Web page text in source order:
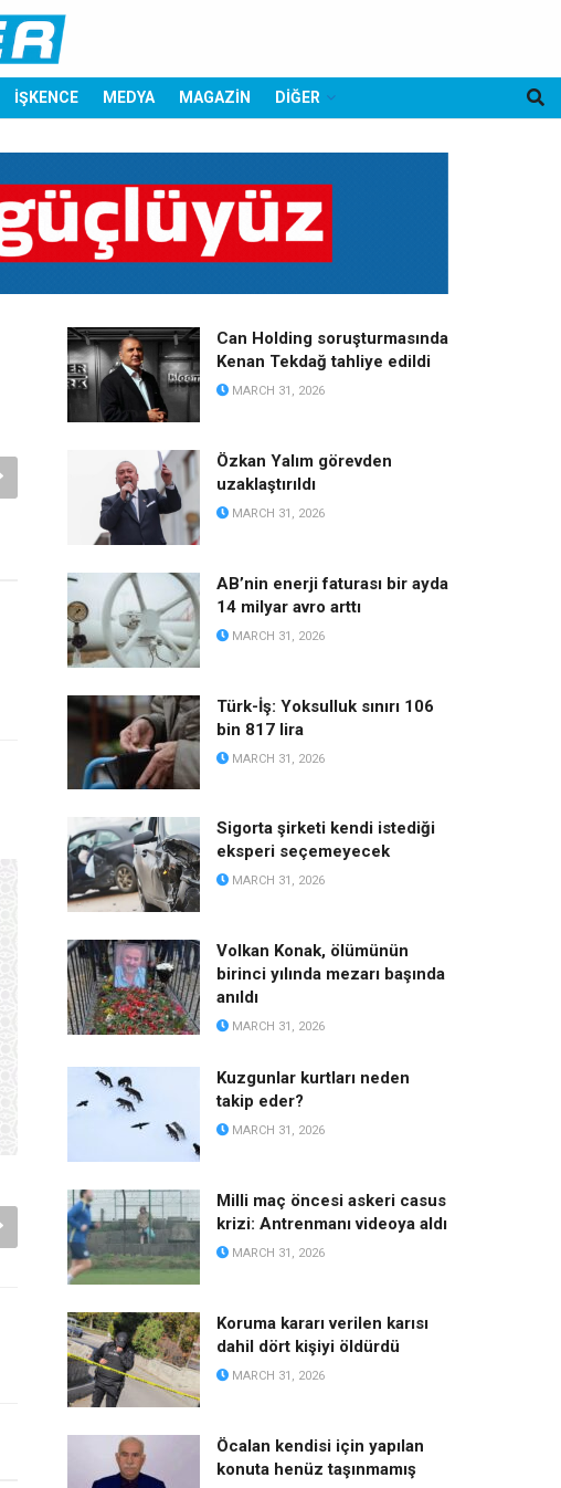
İŞKENCE MEDYA MAGAZİN DİĞER
Can Holding soruşturmasında
Kenan Tekdağ tahliye edildi
MARCH 31, 2026
Özkan Yalım görevden
uzaklaştırıldı
MARCH 31, 2026
AB’nin enerji faturası bir ayda
14 milyar avro arttı
MARCH 31, 2026
Türk-İş: Yoksulluk sınırı 106
bin 817 lira
MARCH 31, 2026
Sigorta şirketi kendi istediği
eksperi seçemeyecek
MARCH 31, 2026
Volkan Konak, ölümünün
birinci yılında mezarı başında
anıldı
MARCH 31, 2026
Kuzgunlar kurtları neden
takip eder?
MARCH 31, 2026
Milli maç öncesi askeri casus
krizi: Antrenmanı videoya aldı
MARCH 31, 2026
Koruma kararı verilen karısı
dahil dört kişiyi öldürdü
MARCH 31, 2026
Öcalan kendisi için yapılan
konuta henüz taşınmamış